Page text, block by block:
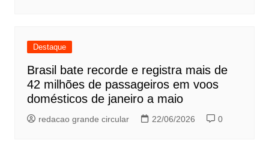
Destaque
Brasil bate recorde e registra mais de
42 milhões de passageiros em voos
domésticos de janeiro a maio
redacao grande circular 22/06/2026 0